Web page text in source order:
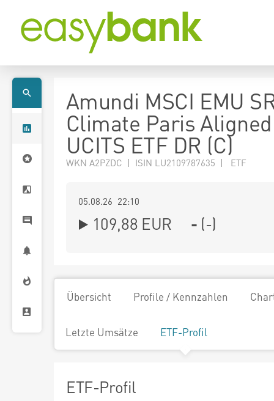
Amundi MSCI EMU
Climate Paris
UCITS ETF DR (C)
WKN A2PZDC | ISIN LU2109787635 | ETF
05.08.26 22:10
109,88 EUR - (-)
Übersicht Profile / Kennzahlen
Letzte Umsätze ETF-Profil
ETF-Profil